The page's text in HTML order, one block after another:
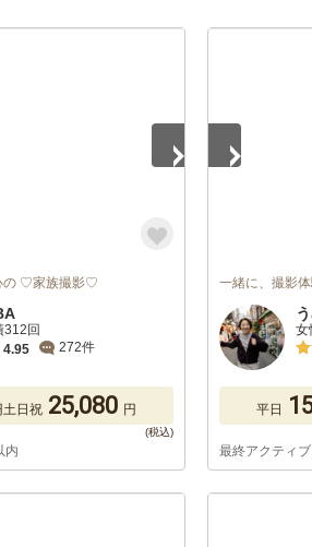
の ♡家族撮影♡
312回
4.95
272件
土日祝 25,080 円
内
一緒に、撮影
女
平日
最終アクティ